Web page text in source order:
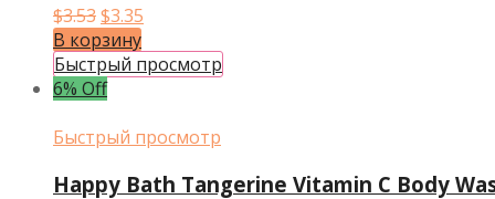
$3.53Первоначальная
цена
составляла
$3.53.
$3.35
$3.35.
В корзину
Быстрый просмотр
6% Off
Быстрый просмотр
Happy Bath Tangerine Vitamin C Body